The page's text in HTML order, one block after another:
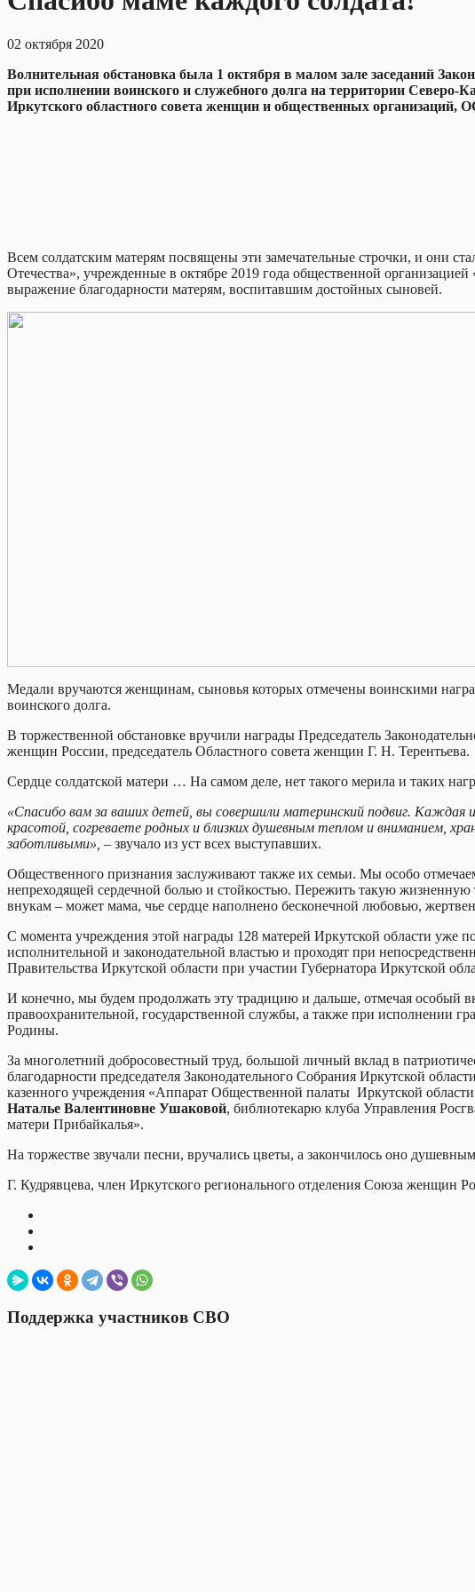
02 октября 2020
Волнительная обстановка была 1 октября в малом зале заседаний
при исполнении воинского и служебного долга на территории Северо-
Иркутского областного совета женщин и общественных организаций,
Всем солдатским матерям посвящены эти замечательные строчки, и они
Отечества», учрежденные в октябре 2019 года общественной
выражение благодарности матерям, воспитавшим достойных сыновей.
Медали вручаются женщинам, сыновья которых отмечены воинскими
воинского долга.
В торжественной обстановке вручили награды Председатель
женщин России, председатель Областного совета женщин Г. Н. Терентьева.
Сердце солдатской матери … На самом деле, нет такого мерила и таких
«Спасибо вам за ваших детей, вы совершили материнский подвиг. Каждая
красотой, согреваете родных и близких душевным теплом и вниманием,
заботливыми», – звучало из уст всех выступавших.
Общественного признания заслуживают также их семьи. Мы особо
непреходящей сердечной болью и стойкостью. Пережить такую жизненную
внукам – может мама, чье сердце наполнено бесконечной любовью,
С момента учреждения этой награды 128 матерей Иркутской области уже
исполнительной и законодательной властью и проходят при
Правительства Иркутской области при участии Губернатора Иркутской
И конечно, мы будем продолжать эту традицию и дальше, отмечая особый
правоохранительной, государственной службы, а также при исполнении
Родины.
За многолетний добросовестный труд, большой личный вклад в
благодарности председателя Законодательного Собрания Иркутской области
казенного учреждения «Аппарат Общественной палаты Иркутской
Наталье Валентиновне Ушаковой, библиотекарю клуба Управления
матери Прибайкалья».
На торжестве звучали песни, вручались цветы, а закончилось оно
Г. Кудрявцева, член Иркутского регионального отделения Союза женщин
Поддержка участников СВО